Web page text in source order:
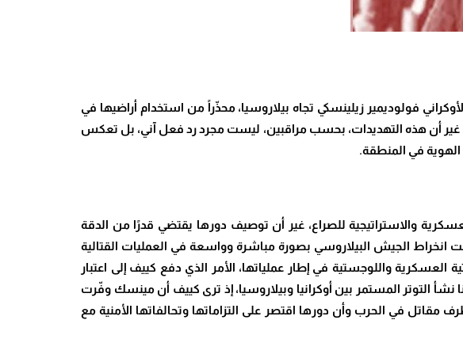
فولوديمير زيلينسكي تجاه بيلاروسيا، محذّراً من استخدام أراضيها في
غير أن هذه التهديدات، بحسب مراقبين، ليست مجرد رد فعل آني، بل تعكس
الهوية في المنطقة.
كعامل مهم في الحسابات العسكرية والاستراتيجية للصراع، غير أن توصيف دورها يقتضي قدرًا من الدقة
انخراط الجيش البيلاروسي بصورة مباشرة وواسعة في العمليات القتالية
العسكرية واللوجستية في إطار عملياتها، الأمر الذي دفع كييف إلى اعتبار
نشأ التوتر المستمر بين أوكرانيا وبيلاروسيا، إذ ترى كييف أن مينسك وفّرت
في الحرب وأن دورها اقتصر على التزاماتها وتحالفاتها الأمنية مع